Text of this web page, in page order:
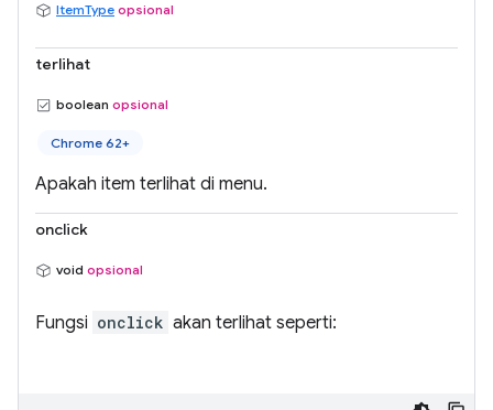
ItemType opsional
terlihat
boolean opsional
Chrome 62+
Apakah item terlihat di menu.
onclick
void opsional
Fungsi onclick akan terlihat seperti: